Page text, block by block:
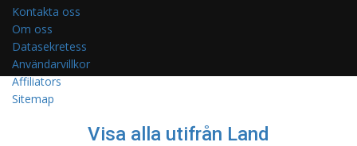
Kontakta oss
Om oss
Datasekretess
Användarvillkor
Affiliators
Sitemap
Visa alla utifrån Land